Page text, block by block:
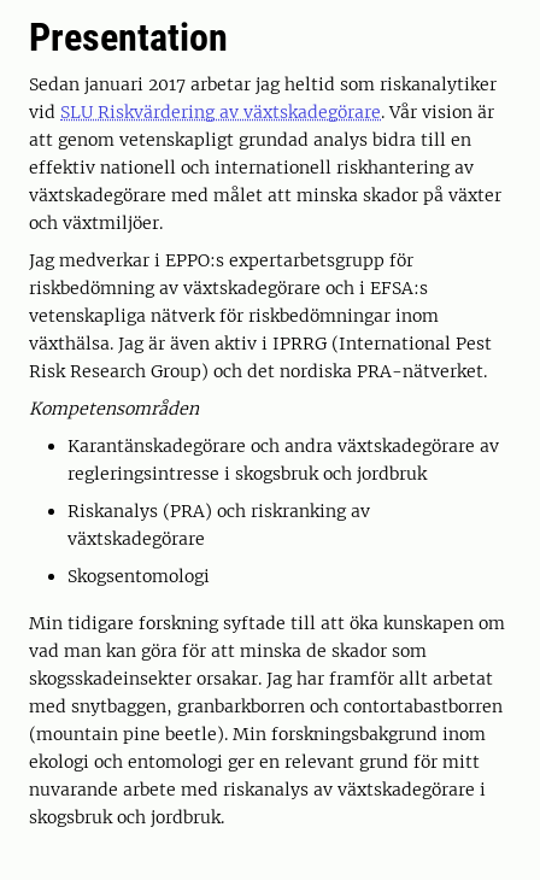
Presentation
Sedan januari 2017 arbetar jag heltid som riskanalytiker
vid SLU Riskvärdering av växtskadegörare. Vår vision är
att genom vetenskapligt grundad analys bidra till en
effektiv nationell och internationell riskhantering av
växtskadegörare med målet att minska skador på växter
och växtmiljöer.
Jag medverkar i EPPO:s expertarbetsgrupp för
riskbedömning av växtskadegörare och i EFSA:s
vetenskapliga nätverk för riskbedömningar inom
växthälsa. Jag är även aktiv i IPRRG (International Pest
Risk Research Group) och det nordiska PRA-nätverket.
Kompetensområden
Karantänskadegörare och andra växtskadegörare av
regleringsintresse i skogsbruk och jordbruk
Riskanalys (PRA) och riskranking av
växtskadegörare
Skogsentomologi
Min tidigare forskning syftade till att öka kunskapen om
vad man kan göra för att minska de skador som
skogsskadeinsekter orsakar. Jag har framför allt arbetat
med snytbaggen, granbarkborren och contortabastborren
(mountain pine beetle). Min forskningsbakgrund inom
ekologi och entomologi ger en relevant grund för mitt
nuvarande arbete med riskanalys av växtskadegörare i
skogsbruk och jordbruk.